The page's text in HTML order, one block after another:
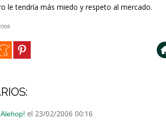
le tendría más miedo y respeto al mercado.
Alehop! el 23/02/2006 00:16